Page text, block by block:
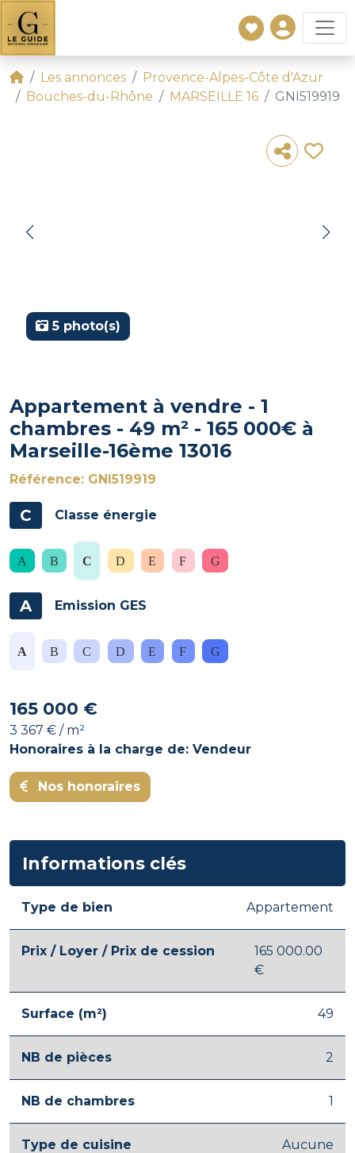
Les annonces
Provence-Alpes-Côte d'Azur
Bouches-du-Rhône
MARSEILLE 16 GNI519919
5 photo(s)
Appartement à vendre - 1
chambres - 49 m² - 165 000€ à
Marseille-16ème 13016
Référence: GNI519919
C Classe énergie
A Emission GES
165 000 €
3 367 € / m²
Honoraires à la charge de: Vendeur
Nos honoraires
Informations clés
Type de bien Appartement
Prix / Loyer / Prix de cession
165 000.00
€
Surface (m²) 49
NB de pièces 2
NB de chambres 1
Type de cuisine Aucune